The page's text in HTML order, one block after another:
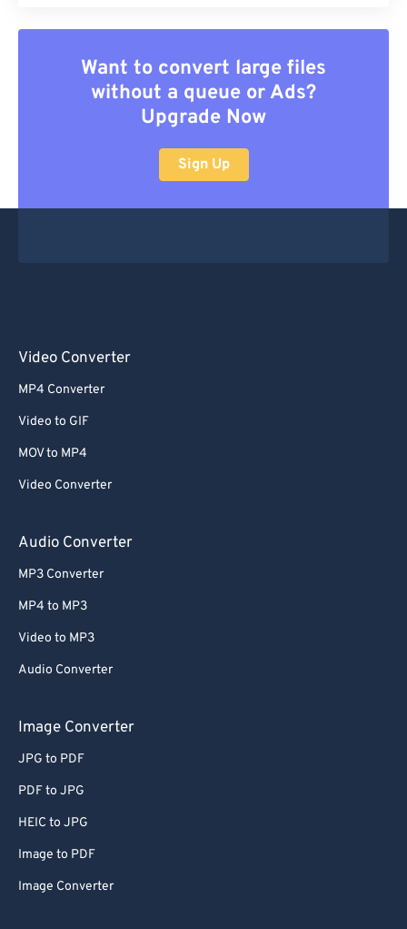
Want to convert large files
without a queue or Ads?
Upgrade Now
Sign Up
Video Converter
MP4 Converter
Video to GIF
MOV to MP4
Video Converter
Audio Converter
MP3 Converter
MP4 to MP3
Video to MP3
Audio Converter
Image Converter
JPG to PDF
PDF to JPG
HEIC to JPG
Image to PDF
Image Converter